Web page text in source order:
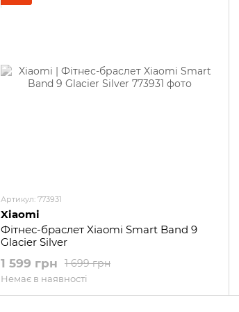
Артикул: 773931
Xiaomi
Фітнес-браслет Xiaomi Smart Band 9
Glacier Silver
1 699 грн
1 599 грн
Немає в наявності